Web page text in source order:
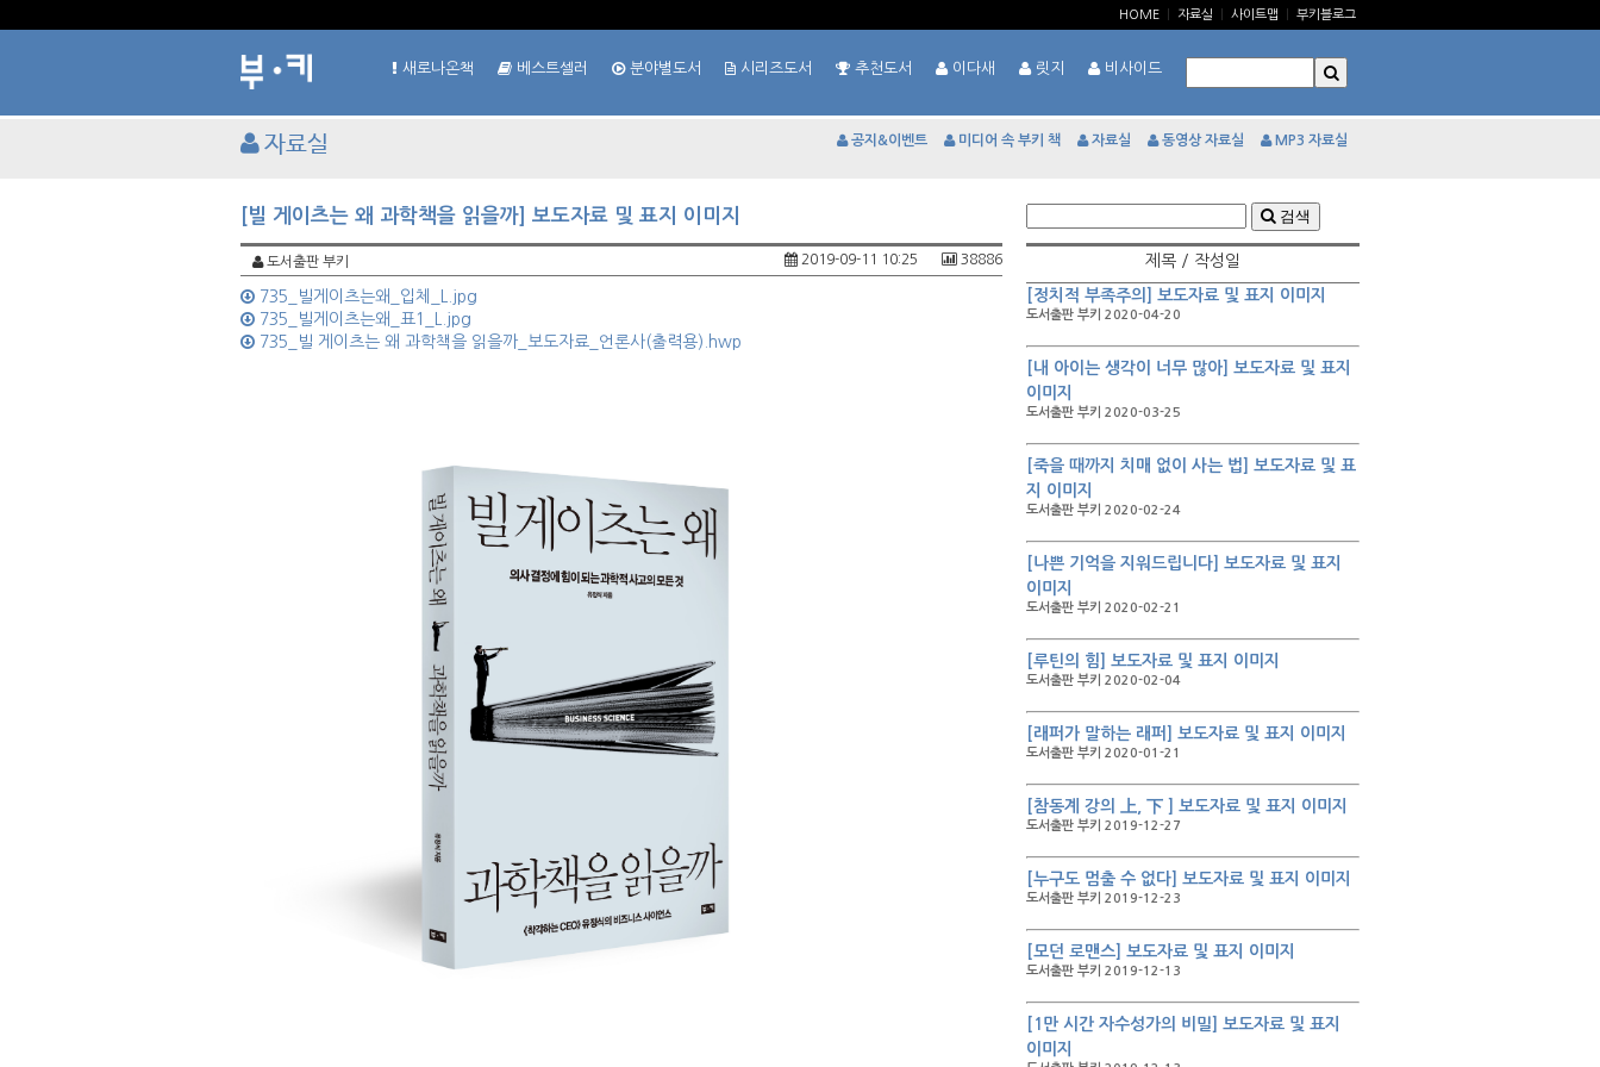
HOME 자료실 사이트맵 부키블로그
새로나온책 베스트셀러 분야별도서 시리즈도서 추천도서 이다새 릿지 비사이드
자료실 공지&이벤트 미디어 속 부키 책 자료실 동영상 자료실 MP3 자료실
[빌 게이츠는 왜 과학책을 읽을까] 보도자료 및 표지 이미지
도서출판 부키 38886
2019-09-11 10:25
735_빌게이츠는왜_입체_L.jpg
735_빌게이츠는왜_표1_L.jpg
735_빌 게이츠는 왜 과학책을 읽을까_보도자료_언론사(출력용).hwp
검색
제목 / 작성일
[정치적 부족주의] 보도자료 및 표지 이미지
도서출판 부키 2020-04-20
[내 아이는 생각이 너무 많아] 보도자료 및 표지
이미지
도서출판 부키 2020-03-25
[죽을 때까지 치매 없이 사는 법] 보도자료 및 표
지 이미지
도서출판 부키 2020-02-24
[나쁜 기억을 지워드립니다] 보도자료 및 표지
이미지
도서출판 부키 2020-02-21
[루틴의 힘] 보도자료 및 표지 이미지
도서출판 부키 2020-02-04
[래퍼가 말하는 래퍼] 보도자료 및 표지 이미지
도서출판 부키 2020-01-21
[참동계 강의 上, 下 ] 보도자료 및 표지 이미지
도서출판 부키 2019-12-27
[누구도 멈출 수 없다] 보도자료 및 표지 이미지
도서출판 부키 2019-12-23
[모던 로맨스] 보도자료 및 표지 이미지
도서출판 부키 2019-12-13
[1만 시간 자수성가의 비밀] 보도자료 및 표지
이미지